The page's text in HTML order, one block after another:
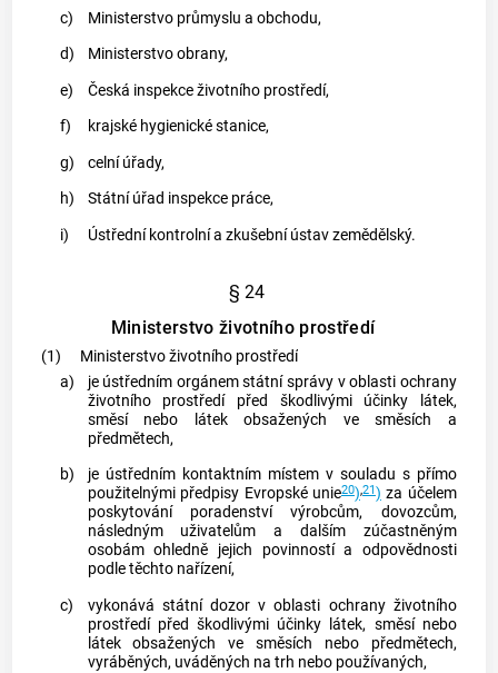
c)
Ministerstvo průmyslu a obchodu,
d)
Ministerstvo obrany,
e)
Česká inspekce životního prostředí,
f)
krajské hygienické stanice,
g)
celní úřady,
h)
Státní úřad inspekce práce,
i)
Ústřední kontrolní a zkušební ústav zemědělský.
§ 24
Ministerstvo životního prostředí
(1)
Ministerstvo životního prostředí
a)
je ústředním orgánem státní správy v oblasti ochrany
životního prostředí před škodlivými účinky látek,
směsí nebo látek obsažených ve směsích a
předmětech,
b)
je ústředním kontaktním místem v souladu s přímo
použitelnými předpisy Evropské unie20),21) za účelem
poskytování poradenství výrobcům, dovozcům,
následným uživatelům a dalším zúčastněným
osobám ohledně jejich povinností a odpovědnosti
podle těchto nařízení,
c)
vykonává státní dozor v oblasti ochrany životního
prostředí před škodlivými účinky látek, směsí nebo
látek obsažených ve směsích nebo předmětech,
vyráběných, uváděných na trh nebo používaných,